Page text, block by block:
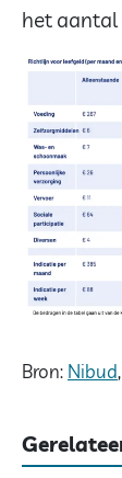
het aantal
Bron: Nibud